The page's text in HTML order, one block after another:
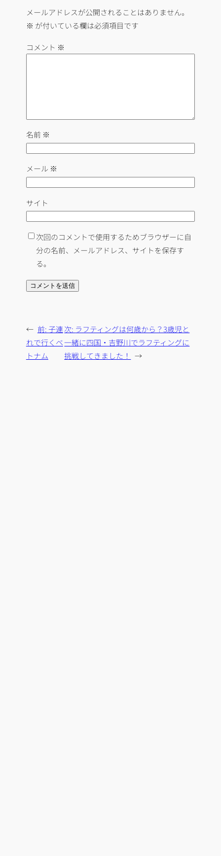
メールアドレスが公開されることはありません。
※ が付いている欄は必須項目です
コメント ※
名前 ※
メール ※
サイト
次回のコメントで使用するためブラウザーに自
分の名前、メールアドレス、サイトを保存す
る。
← 前:子連
れで行くベ
トナム
次: ラフティングは何歳から？3歳児と
一緒に四国・吉野川でラフティングに
挑戦してきました！
→